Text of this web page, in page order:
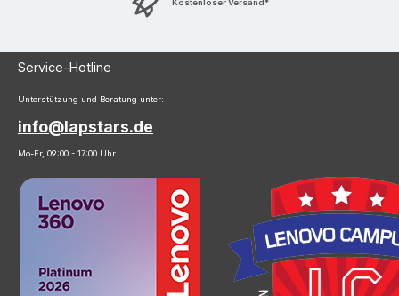
Kostenloser Versand*
Service-Hotline
Unterstützung und Beratung unter:
info@lapstars.de
Mo-Fr, 09:00 - 17:00 Uhr